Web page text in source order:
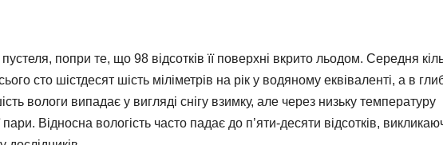
попри те, що 98 відсотків її поверхні вкрито льодом. Середня
сто шістдесят шість міліметрів на рік у водяному еквіваленті, а в
вологи випадає у вигляді снігу взимку, але через низьку температуру
Відносна вологість часто падає до п’яти-десяти відсотків,